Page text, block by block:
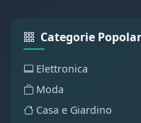
Categorie
Elettronica
Moda
Casa e Giardino